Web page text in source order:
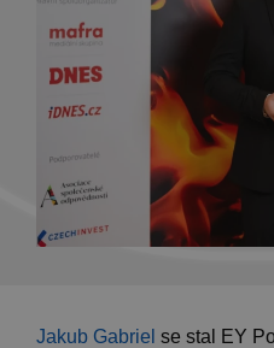
Jakub Gabriel se stal EY